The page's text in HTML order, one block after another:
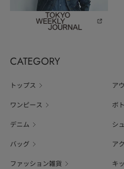
CATEGORY
トップス ア
ワンピース ボ
デニム シ
バッグ ア
ファッション雑貨 キ